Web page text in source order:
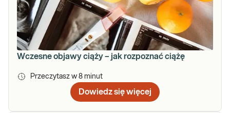
Wczesne objawy ciąży – jak rozpoznać ciążę
Przeczytasz w 8 minut
Dowiedz się więcej